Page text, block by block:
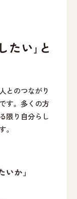
たい｣と
とのつながり
す。多くの方
限り自分らし
。